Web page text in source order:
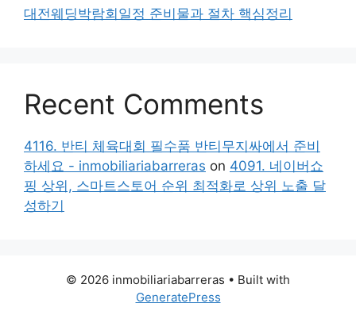
대전웨딩박람회일정 준비물과 절차 핵심정리
Recent Comments
4116. 반티 체육대회 필수품 반티무지싸에서 준비
하세요 - inmobiliariabarreras on 4091. 네이버쇼
핑 상위, 스마트스토어 순위 최적화로 상위 노출 달
성하기
© 2026 inmobiliariabarreras • Built with
GeneratePress